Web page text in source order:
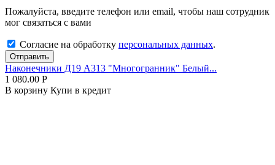
Пожалуйста, введите телефон или email, чтобы наш сотрудник
мог связаться с вами
Согласие на обработку персональных данных.
Отправить
Наконечники Д19 А313 "Многогранник" Белый...
1 080.00 Р
В корзину Купи в кредит